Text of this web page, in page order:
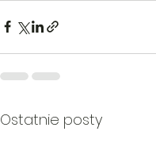
Ostatnie posty